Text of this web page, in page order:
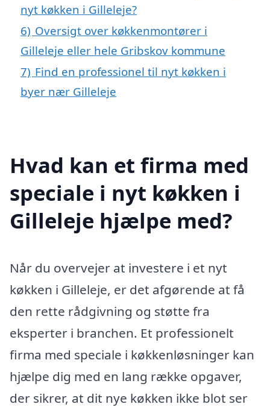
nyt køkken i Gilleleje?
6) Oversigt over køkkenmontører i
Gilleleje eller hele Gribskov kommune
7) Find en professionel til nyt køkken i
byer nær Gilleleje
Hvad kan et firma med
speciale i nyt køkken i
Gilleleje hjælpe med?
Når du overvejer at investere i et nyt
køkken i Gilleleje, er det afgørende at få
den rette rådgivning og støtte fra
eksperter i branchen. Et professionelt
firma med speciale i køkkenløsninger kan
hjælpe dig med en lang række opgaver,
der sikrer, at dit nye køkken ikke blot ser